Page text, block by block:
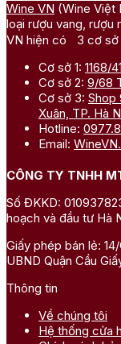
Wine VN (Wine Việt
loại rượu vang, rượu
VN hiện có 3 cơ sở
Cơ sở 1: 1168/
Cơ sở 2: 9/68
Cơ sở 3: Shop
Xuân, TP. Hà
Hotline:
Email:
CÔNG TY TNHH
Số ĐKKD:
hoạch và đầu tư Hà
Giấy phép bán lẻ:
UBND Quận Cầu
Thông tin
Về chúng tôi
Hệ thống cửa